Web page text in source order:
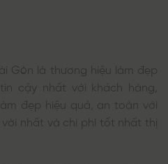
Gòn là thương hiệu làm đẹp
cậy nhất với khách hàng,
đẹp hiệu quả, an toàn với
nhất và chi phí tốt nhất thị